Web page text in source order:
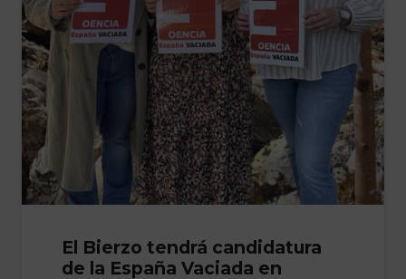
El Bierzo tendrá candidatura
de la España Vaciada en